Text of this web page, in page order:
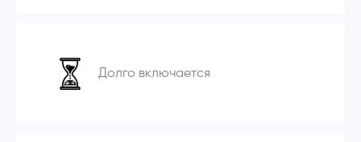
Долго включается